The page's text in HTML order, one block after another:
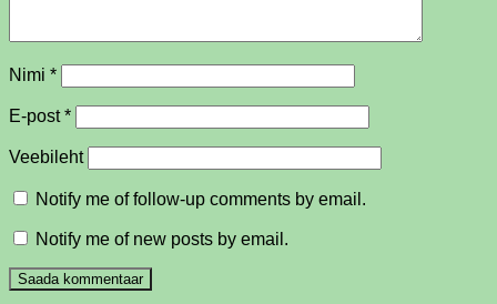
Nimi *
E-post*
Veebileht
Notify me of follow-up comments by email.
Notify me of new posts by email.